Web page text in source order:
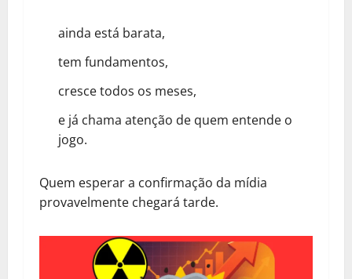
ainda está barata,
tem fundamentos,
cresce todos os meses,
e já chama atenção de quem entende o
jogo.
Quem esperar a confirmação da mídia
provavelmente chegará tarde.